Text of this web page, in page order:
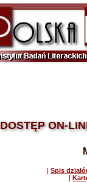
DOSTĘP ON-
| Spis
|